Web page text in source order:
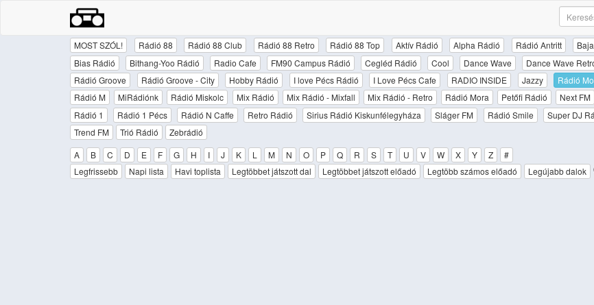
MOST SZÓL! Rádió 88 Rádió 88 Club Rádió 88 Retro Rádió 88 Top Aktív Rádió Alpha Rádió Rádió Antritt
Bias Rádió
Bithang-Yoo Rádió Radio Cafe FM90 Campus Rádió Cegléd Rádió Cool Dance Wave Dance Wave
Rádió Groove
Rádió Groove - City Hobby Rádió I love Pécs Rádió I Love Pécs Cafe RADIO INSIDE Jazzy Rádió
Rádió M
MiRádiónk Rádió Miskolc Mix Rádió Mix Rádió - Mixfall Mix Rádió - Retro Rádió Mora Petőfi Rádió Next FM
Rádió 1
Rádió 1 Pécs Rádió N Caffe Retro Rádió Sirius Rádió Kiskunfélegyháza Sláger FM Rádió Smile Super DJ
Trend FM
Trió Rádió
Zebrádió
A
B C D E F G H I J K L M N O P Q R S T U V W X Y Z
#
Legfrissebb
Napi lista Havi toplista Legtöbbet játszott dal Legtöbbet játszott előadó Legtöbb számos előadó Legújabb dalok